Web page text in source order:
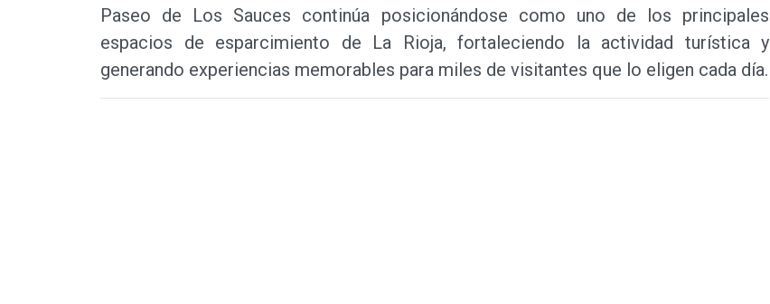
Paseo de Los Sauces continúa posicionándose como uno de los principales
espacios de esparcimiento de La Rioja, fortaleciendo la actividad turística y
generando experiencias memorables para miles de visitantes que lo eligen cada día.